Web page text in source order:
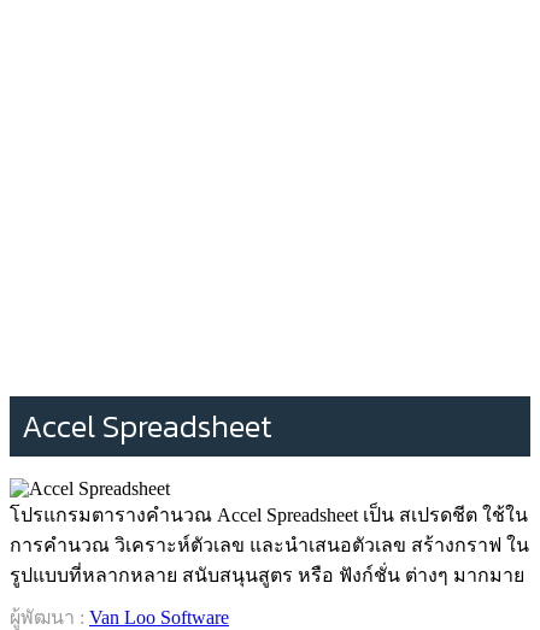
Accel Spreadsheet
โปรแกรมตารางคำนวณ Accel Spreadsheet เป็น สเปรดชีต ใช้ใน
การคำนวณ วิเคราะห์ตัวเลข และนำเสนอตัวเลข สร้างกราฟ ใน
รูปแบบที่หลากหลาย สนับสนุนสูตร หรือ ฟังก์ชั่น ต่างๆ มากมาย
ผู้พัฒนา : Van Loo Software